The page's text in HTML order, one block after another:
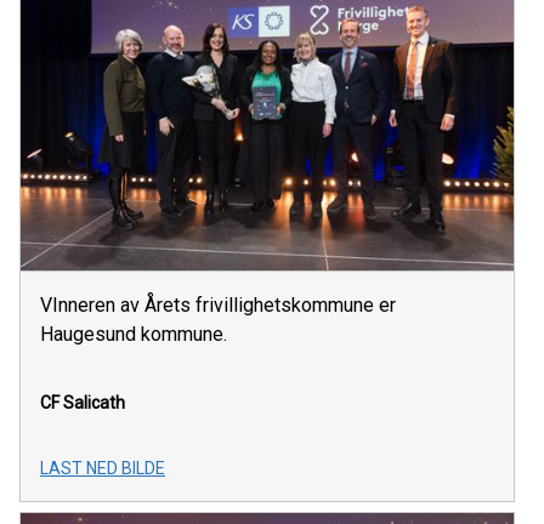
VInneren av Årets frivillighetskommune er
Haugesund kommune.
CF Salicath
LAST NED BILDE